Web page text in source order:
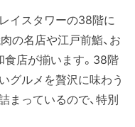
イスタワーの38階に
肉の名店や江戸前鮨、お
食店が揃います。38階
グルメを贅沢に味わう
まっているので、特別